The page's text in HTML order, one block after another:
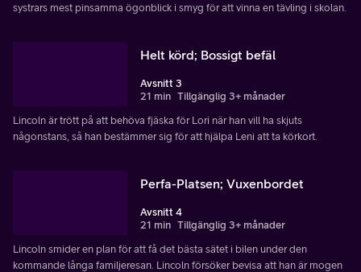
systrars mest pinsamma ögonblick i smyg för att vinna en tävling i skolan.
Helt körd; Bossigt befäl
Avsnitt 3
21 min Tillgänglig 3+ månader
Lincoln är trött på att behöva fjäska för Lori när han vill ha skjuts
någonstans, så han bestämmer sig för att hjälpa Leni att ta körkort.
Perfa-Platsen; Vuxenbordet
Avsnitt 4
21 min Tillgänglig 3+ månader
Lincoln smider en plan för att få det bästa sätet i bilen under den
kommande långa familjeresan. Lincoln försöker bevisa att han är mogen